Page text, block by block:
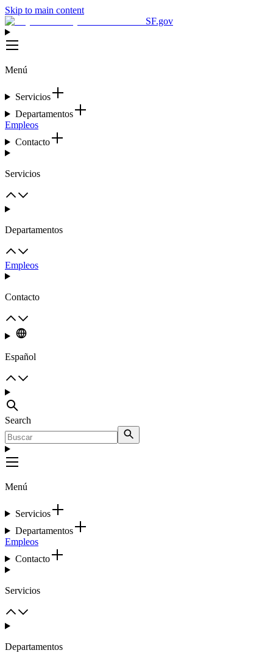
Skip to main content
SF.gov
Menú
Servicios
Departamentos
Empleos
Contacto
Servicios
Departamentos
Empleos
Contacto
Español
Search
Menú
Servicios
Departamentos
Empleos
Contacto
Servicios
Departamentos